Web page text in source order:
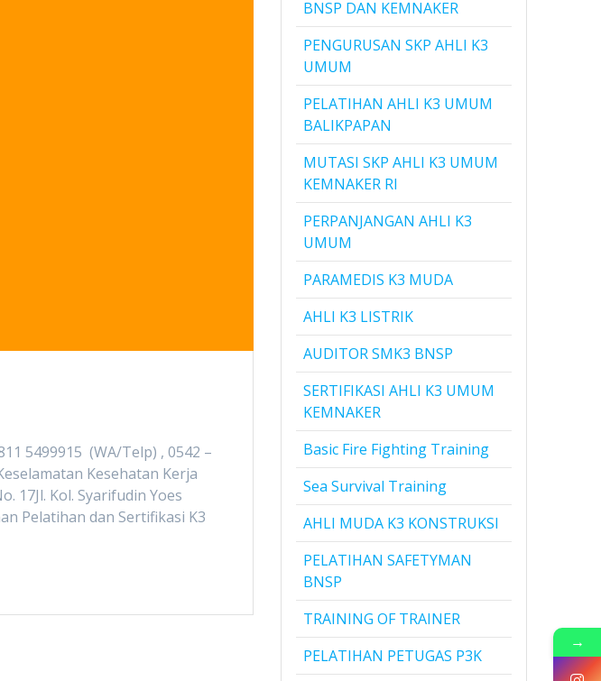
5499915 (WA/Telp) , 0542 –
Kesehatan Kerja
17Jl. Kol. Syarifudin Yoes
Pelatihan dan Sertifikasi K3
BNSP DAN KEMNAKER
PENGURUSAN SKP AHLI K3
UMUM
PELATIHAN AHLI K3 UMUM
BALIKPAPAN
MUTASI SKP AHLI K3 UMUM
KEMNAKER RI
PERPANJANGAN AHLI K3
UMUM
PARAMEDIS K3 MUDA
AHLI K3 LISTRIK
AUDITOR SMK3 BNSP
SERTIFIKASI AHLI K3 UMUM
KEMNAKER
Basic Fire Fighting Training
Sea Survival Training
AHLI MUDA K3 KONSTRUKSI
PELATIHAN SAFETYMAN
BNSP
TRAINING OF TRAINER
PELATIHAN PETUGAS P3K
→